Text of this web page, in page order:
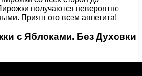
получаются невероятно
Приятного всем аппетита!
с Яблоками. Без Духовки